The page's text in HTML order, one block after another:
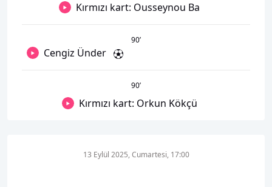
Kırmızı kart: Ousseynou Ba
90’
Cengiz Ünder
90’
Kırmızı kart: Orkun Kökçü
13 Eylül 2025, Cumartesi, 17:00